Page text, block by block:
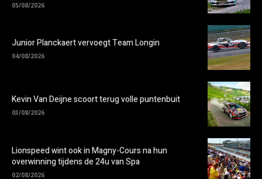
05/08/2026
Junior Planckaert vervoegt Team Longin
04/08/2026
Kevin Van Deijne scoort terug volle puntenbuit
03/08/2026
Lionspeed wint ook in Magny-Cours na hun
overwinning tijdens de 24u van Spa
02/08/2026